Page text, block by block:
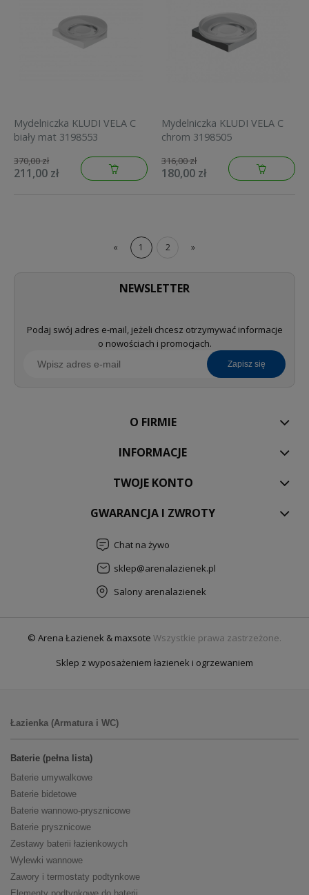
Mydelniczka KLUDI VELA C
biały mat 3198553
370,00 zł
211,00 zł
Mydelniczka KLUDI VELA C
chrom 3198505
316,00 zł
180,00 zł
« 1 2 »
NEWSLETTER
Podaj swój adres e-mail, jeżeli chcesz otrzymywać informacje
o nowościach i promocjach.
zapisz się
O FIRMIE
INFORMACJE
TWOJE KONTO
GWARANCJA I ZWROTY
Chat na żywo
sklep@arenalazienek.pl
Salony arenalazienek
© Arena Łazienek & maxsote Wszystkie prawa zastrzeżone.
Sklep z wyposażeniem łazienek i ogrzewaniem
Łazienka (Armatura i WC)
Baterie (pełna lista)
Baterie umywalkowe
Baterie bidetowe
Baterie wannowo-prysznicowe
Baterie prysznicowe
Zestawy baterii łazienkowych
Wylewki wannowe
Zawory i termostaty podtynkowe